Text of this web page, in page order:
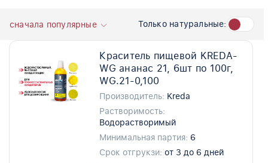
сначала популярные Только натуральные:
Краситель пищевой KREDA-
WG ананас 21, 6шт по 100г,
WG.21-0,100
Производитель: Kreda
Растворимость:
Водорастворимый
Минимальная партия: 6
Срок отгрукзи: от 3 до 6 дней